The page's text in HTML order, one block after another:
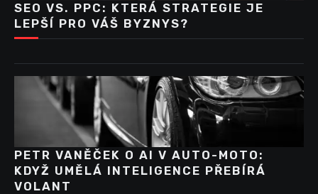
SEO VS. PPC: KTERÁ STRATEGIE JE
LEPŠÍ PRO VÁŠ BYZNYS?
PETR VANĚČEK O AI V AUTO-MOTO:
KDYŽ UMĚLÁ INTELIGENCE PŘEBÍRÁ
VOLANT